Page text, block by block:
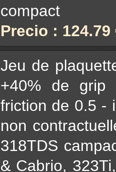
compact
Precio : 124.79
Jeu de
+40% de grip
friction de 0.5 -
non
318TDS
& Cabrio,